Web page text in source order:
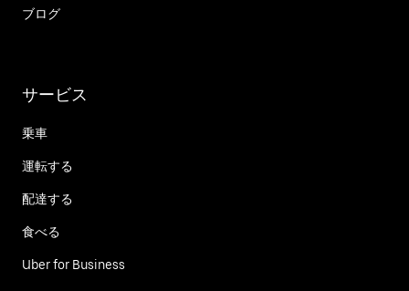
ブログ
サービス
乗車
運転する
配達する
食べる
Uber for Business